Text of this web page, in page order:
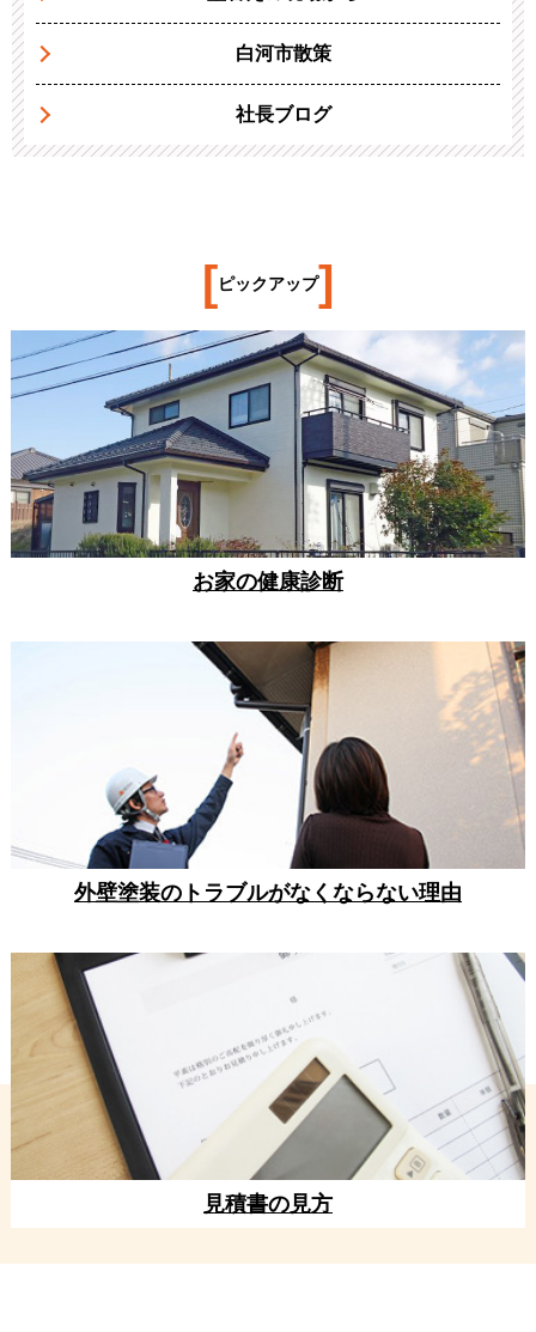
白河市散策
社長ブログ
[ピックアップ]
お家の健康診断
外壁塗装のトラブルがなくならない理由
見積書の見方